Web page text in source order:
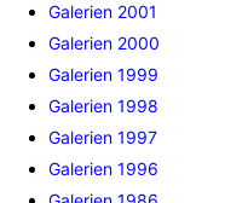
Galerien 2001
Galerien 2000
Galerien 1999
Galerien 1998
Galerien 1997
Galerien 1996